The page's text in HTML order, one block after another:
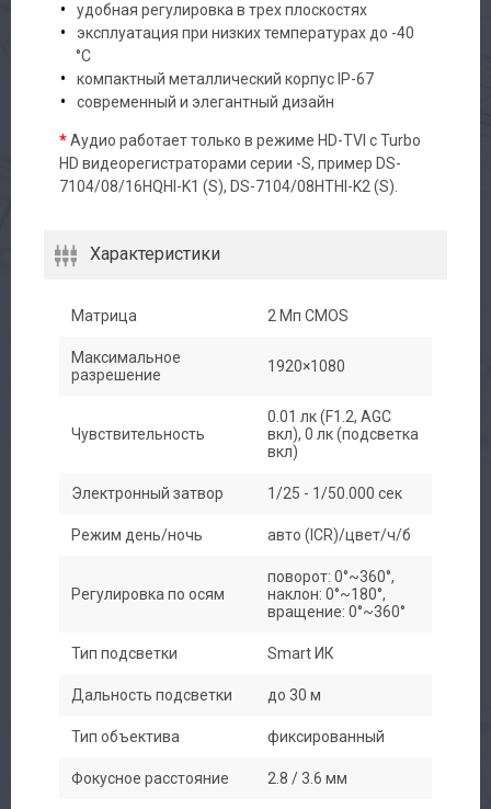
Производители
Контакты
удобная регулировка в трех плоскостях
эксплуатация при низких температурах до -40
°C
компактный металлический корпус IP-67
современный и элегантный дизайн
*Аудио работает только в режиме HD-TVI с Turbo
HD видеорегистраторами серии -S, пример DS-
7104/08/16HQHI-K1 (S), DS-7104/08HTHI-K2 (S).
Характеристики
Матрица 2 Мп CMOS
Максимальное
разрешение
1920×1080
Чувствительность
0.01 лк (F1.2, AGC
вкл), 0 лк (подсветка
вкл)
Электронный затвор 1/25 - 1/50.000 сек
Режим день/ночь авто (ICR)/цвет/ч/б
Регулировка по осям
поворот: 0°~360°,
наклон: 0°~180°,
вращение: 0°~360°
Тип подсветки Smart ИК
Дальность подсветки до 30 м
Тип объектива фиксированный
Фокусное расстояние 2.8 / 3.6 мм